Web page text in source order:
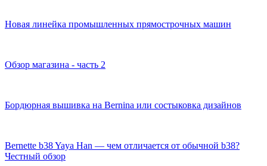
Новая линейка промышленных прямострочных машин
Обзор магазина - часть 2
Бордюрная вышивка на Bernina или состыковка дизайнов
Bernette b38 Yaya Han — чем отличается от обычной b38?
Честный обзор